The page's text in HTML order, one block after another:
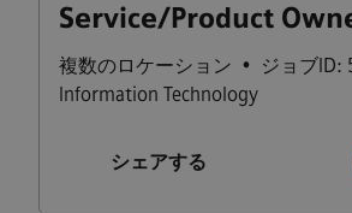
Service/Product
複数のロケーション • ジョブID:
Information Technology
シェアする